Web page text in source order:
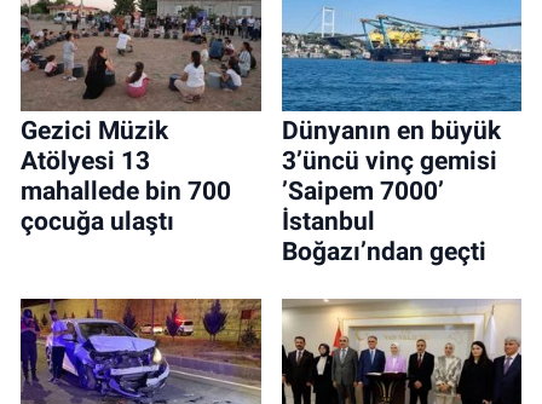
Gezici Müzik
Atölyesi 13
mahallede bin 700
çocuğa ulaştı
Dünyanın en büyük
3’üncü vinç gemisi
’Saipem 7000’
İstanbul
Boğazı’ndan geçti